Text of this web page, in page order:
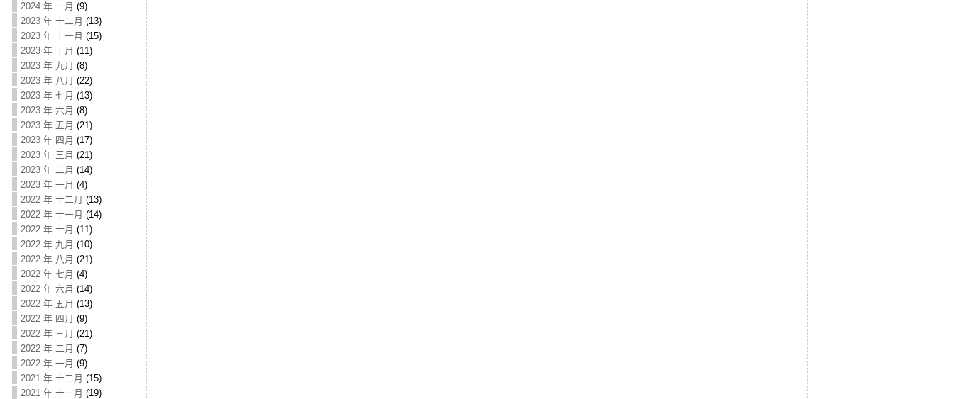
2024 年 一月 (9)
2023 年 十二月 (13)
2023 年 十一月 (15)
2023 年 十月 (11)
2023 年 九月 (8)
2023 年 八月 (22)
2023 年 七月 (13)
2023 年 六月 (8)
2023 年 五月 (21)
2023 年 四月 (17)
2023 年 三月 (21)
2023 年 二月 (14)
2023 年 一月 (4)
2022 年 十二月 (13)
2022 年 十一月 (14)
2022 年 十月 (11)
2022 年 九月 (10)
2022 年 八月 (21)
2022 年 七月 (4)
2022 年 六月 (14)
2022 年 五月 (13)
2022 年 四月 (9)
2022 年 三月 (21)
2022 年 二月 (7)
2022 年 一月 (9)
2021 年 十二月 (15)
2021 年 十一月 (19)